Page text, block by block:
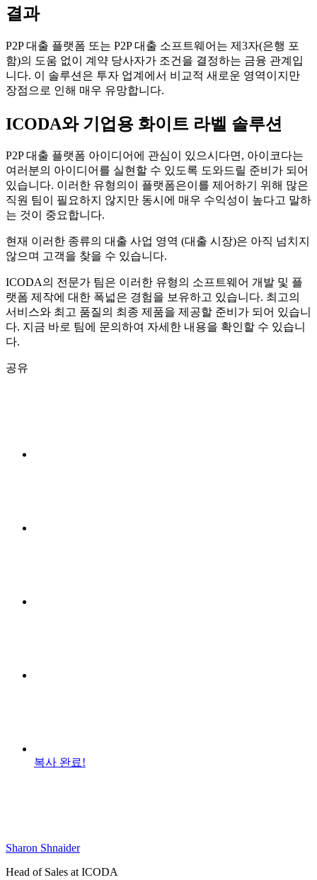
결과
P2P 대출 플랫폼 또는 P2P 대출 소프트웨어는 제3자(은행 포
함)의 도움 없이 계약 당사자가 조건을 결정하는 금융 관계입
니다. 이 솔루션은 투자 업계에서 비교적 새로운 영역이지만
장점으로 인해 매우 유망합니다.
ICODA와 기업용 화이트 라벨 솔루션
P2P 대출 플랫폼 아이디어에 관심이 있으시다면, 아이코다는
여러분의 아이디어를 실현할 수 있도록 도와드릴 준비가 되어
있습니다. 이러한 유형의이 플랫폼은이를 제어하기 위해 많은
직원 팀이 필요하지 않지만 동시에 매우 수익성이 높다고 말하
는 것이 중요합니다.
현재 이러한 종류의 대출 사업 영역 (대출 시장)은 아직 넘치지
않으며 고객을 찾을 수 있습니다.
ICODA의 전문가 팀은 이러한 유형의 소프트웨어 개발 및 플
랫폼 제작에 대한 폭넓은 경험을 보유하고 있습니다. 최고의
서비스와 최고 품질의 최종 제품을 제공할 준비가 되어 있습니
다. 지금 바로 팀에 문의하여 자세한 내용을 확인할 수 있습니
다.
공유
복사 완료!
Sharon Shnaider
Head of Sales at ICODA